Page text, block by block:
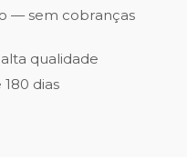
— sem cobranças
qualidade
dias